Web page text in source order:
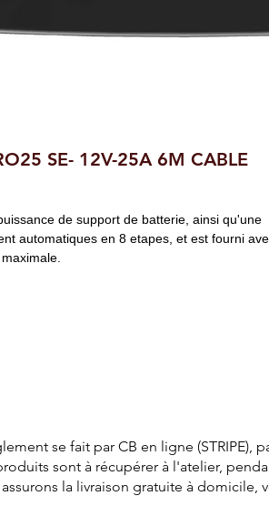
SE- 12V-25A 6M CABLE
de support de batterie, ainsi qu'une
automatiques en 8 etapes, et est fourni
se fait par CB en ligne (STRIPE),
sont à récupérer à l'atelier,
la livraison gratuite à domicile,